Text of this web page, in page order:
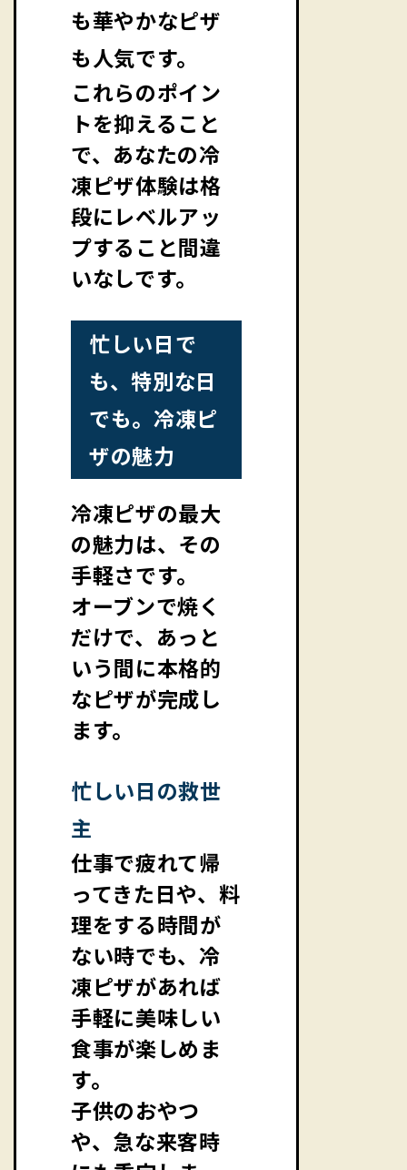
も華やかなピザ
も人気です。
これらのポイン
トを抑えること
で、あなたの冷
凍ピザ体験は格
段にレベルアッ
プすること間違
いなしです。
忙しい日で
も、特別な日
でも。冷凍ピ
ザの魅力
冷凍ピザの最大
の魅力は、その
手軽さです。
オーブンで焼く
だけで、あっと
いう間に本格的
なピザが完成し
ます。
忙しい日の救世
主
仕事で疲れて帰
ってきた日や、料
理をする時間が
ない時でも、冷
凍ピザがあれば
手軽に美味しい
食事が楽しめま
す。
子供のおやつ
や、急な来客時